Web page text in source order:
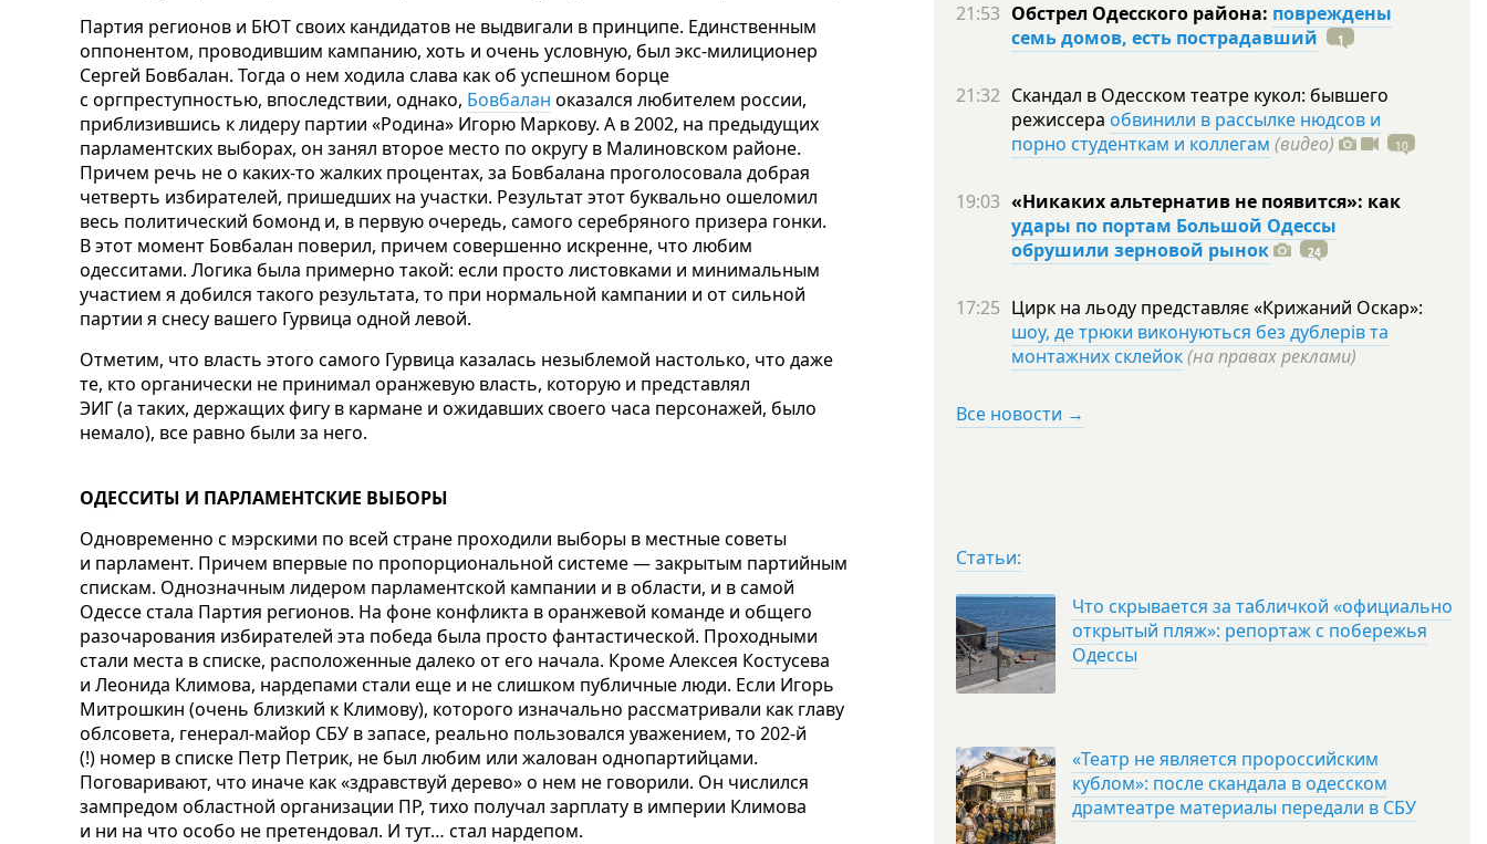
Партия регионов и БЮТ своих кандидатов не выдвигали в принципе. Единственным
оппонентом, проводившим кампанию, хоть и очень условную, был экс-милиционер
Сергей Бовбалан. Тогда о нем ходила слава как об успешном борце
с оргпреступностью, впоследствии, однако, Бовбалан оказался любителем россии,
приблизившись к лидеру партии «Родина» Игорю Маркову. А в 2002, на предыдущих
парламентских выборах, он занял второе место по округу в Малиновском районе.
Причем речь не о каких-то жалких процентах, за Бовбалана проголосовала добрая
четверть избирателей, пришедших на участки. Результат этот буквально ошеломил
весь политический бомонд и, в первую очередь, самого серебряного призера гонки.
В этот момент Бовбалан поверил, причем совершенно искренне, что любим
одесситами. Логика была примерно такой: если просто листовками и минимальным
участием я добился такого результата, то при нормальной кампании и от сильной
партии я снесу вашего Гурвица одной левой.
Отметим, что власть этого самого Гурвица казалась незыблемой настолько, что даже
те, кто органически не принимал оранжевую власть, которую и представлял
ЭИГ (а таких, держащих фигу в кармане и ожидавших своего часа персонажей, было
немало), все равно были за него.
ОДЕССИТЫ И ПАРЛАМЕНТСКИЕ ВЫБОРЫ
Одновременно с мэрскими по всей стране проходили выборы в местные советы
и парламент. Причем впервые по пропорциональной системе — закрытым партийным
спискам. Однозначным лидером парламентской кампании и в области, и в самой
Одессе стала Партия регионов. На фоне конфликта в оранжевой команде и общего
разочарования избирателей эта победа была просто фантастической. Проходными
стали места в списке, расположенные далеко от его начала. Кроме Алексея Костусева
и Леонида Климова, нардепами стали еще и не слишком публичные люди. Если Игорь
Митрошкин (очень близкий к Климову), которого изначально рассматривали как главу
облсовета, генерал-майор СБУ в запасе, реально пользовался уважением, то 202-й
(!) номер в списке Петр Петрик, не был любим или жалован однопартийцами.
Поговаривают, что иначе как «здравствуй дерево» о нем не говорили. Он числился
зампредом областной организации ПР, тихо получал зарплату в империи Климова
и ни на что особо не претендовал. И тут… стал нардепом.
21:53 Обстрел Одесского района: повреждены
семь домов, есть пострадавший
1
21:32 Скандал в Одесском театре кукол: бывшего
режиссера обвинили в рассылке нюдсов и
порно студенткам и коллегам (видео) 10
19:03 «Никаких альтернатив не появится»: как
удары по портам Большой Одессы
обрушили зерновой рынок
24
17:25 Цирк на льоду представляє «Крижаний Оскар»:
шоу, де трюки виконуються без дублерів та
монтажних склейок(на правах реклами)
Все новости →
Статьи:
Что скрывается за табличкой «официально
открытый пляж»: репортаж с побережья
Одессы
«Театр не является пророссийским
кублом»: после скандала в одесском
драмтеатре материалы передали в СБУ